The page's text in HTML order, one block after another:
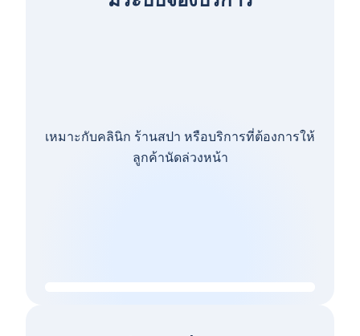
เหมาะกับคลินิก ร้านสปา หรือบริการที่ต้องการให้
ลูกค้านัดล่วงหน้า